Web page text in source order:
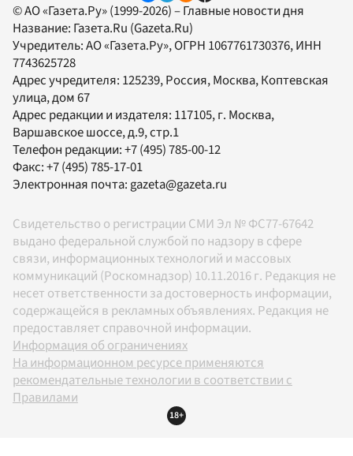
© АО «Газета.Ру» (1999-2026) – Главные новости дня
Название: Газета.Ru (Gazeta.Ru)
Учредитель:АО «Газета.Ру», ОГРН 1067761730376, ИНН
7743625728
Адрес учредителя: 125239, Россия, Москва, Коптевская
улица, дом 67
Адрес редакции и издателя: 117105, г. Москва,
Варшавское шоссе, д.9, стр.1
Телефон редакции:+7 (495) 785-00-12
Факс:+7 (495) 785-17-01
Электронная почта: gazeta@gazeta.ru
Свидетельство о регистрации СМИ Эл № ФС77-67642
выдано федеральной службой по надзору в сфере
связи, информационных технологий и массовых
коммуникаций (Роскомнадзор) 10.11.2016 г. Редакция не
несет ответственности за достоверность информации,
содержащейся в рекламных объявлениях. Редакция не
предоставляет справочной информации.
Информация об ограничениях
На информационном ресурсе применяются
рекомендательные технологии в соответствии с
Правилами
18+